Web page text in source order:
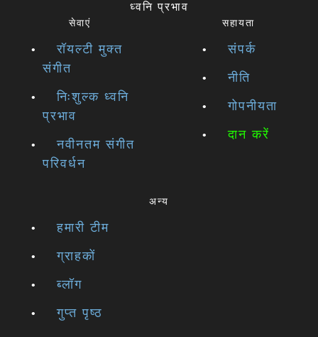
ध्वनि प्रभाव
सेवाएं
रॉयल्टी मुक्त
संगीत
निःशुल्क ध्वनि
प्रभाव
नवीनतम संगीत
परिवर्धन
सहायता
संपर्क
नीति
गोपनीयता
दान करें
अन्य
हमारी टीम
ग्राहकों
ब्लॉग
गुप्त पृष्ठ